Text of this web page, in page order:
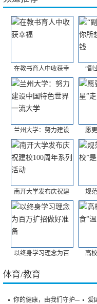
在教书育人中收获幸 “副
兰州大学：努力建设 愿
南开大学发布庆祝建 规
以终身学习理念为百 高
体育/教育
你的健康，由我们守护—— 爱